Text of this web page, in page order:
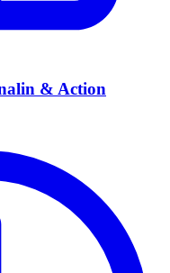
& Action